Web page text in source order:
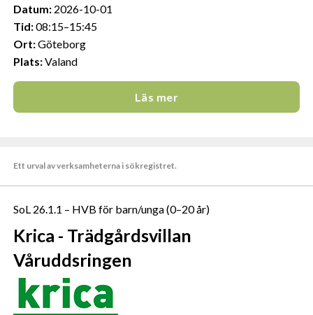
Datum:2026-10-01
Tid:08:15–15:45
Ort:Göteborg
Plats:Valand
Läs mer
Ett urval av verksamheterna i sökregistret.
SoL 26.1.1 – HVB för barn/unga (0–20 år)
Krica - Trädgårdsvillan
Våruddsringen